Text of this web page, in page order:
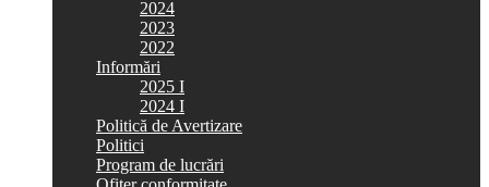
2024
2023
2022
Informări
2025 I
2024 I
Politică de Avertizare
Politici
Program de lucrări